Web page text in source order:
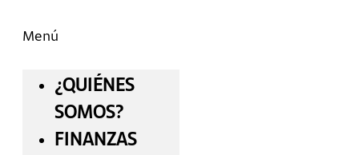
Menú
¿QUIÉNES
SOMOS?
FINANZAS